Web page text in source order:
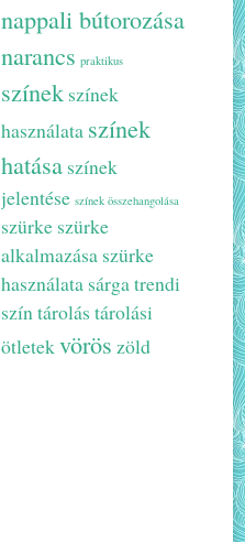
nappali bútorozása
narancs praktikus
színek színek
használata színek
hatása színek
jelentése színek összehangolása
szürke szürke
alkalmazása szürke
használata sárgatrendi
színtárolás tárolási
ötletekvörös zöld